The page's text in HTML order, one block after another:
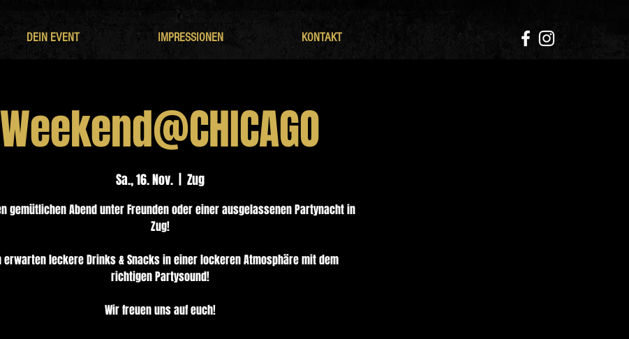
DEIN EVENT IMPRESSIONEN KONTAKT
Weekend@CHICAGO
Sa., 16. Nov.
  |
Zug
gemütlichen Abend unter Freunden oder einer ausgelassenen Partynacht in
Zug!
erwarten leckere Drinks & Snacks in einer lockeren Atmosphäre mit dem
richtigen Partysound!
Wir freuen uns auf euch!